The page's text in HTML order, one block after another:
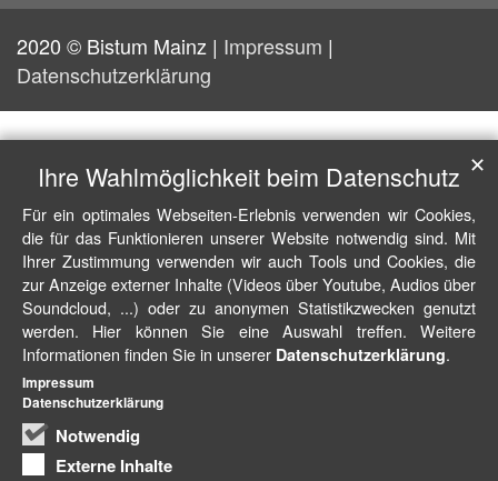
2020 © Bistum Mainz | Impressum |
Datenschutzerklärung
Ihre Wahlmöglichkeit beim Datenschutz
Für ein optimales Webseiten-Erlebnis verwenden wir Cookies,
die für das Funktionieren unserer Website notwendig sind. Mit
Ihrer Zustimmung verwenden wir auch Tools und Cookies, die
zur Anzeige externer Inhalte (Videos über Youtube, Audios über
Soundcloud, ...) oder zu anonymen Statistikzwecken genutzt
werden. Hier können Sie eine Auswahl treffen. Weitere
Informationen finden Sie in unserer Datenschutzerklärung.
Notwendig
Externe Inhalte
✕
Impressum
Datenschutzerklärung